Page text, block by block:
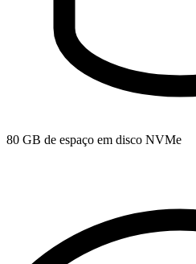
80 GB de espaço em disco NVMe